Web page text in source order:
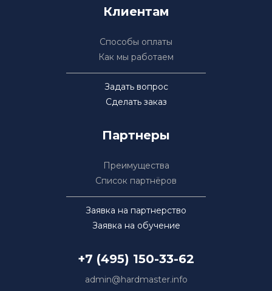
Клиентам
Способы оплаты
Как мы работаем
Задать вопрос
Сделать заказ
Партнеры
Преимущества
Список партнёров
Заявка на партнерство
Заявка на обучение
+7 (495) 150-33-62
admin@hardmaster.info